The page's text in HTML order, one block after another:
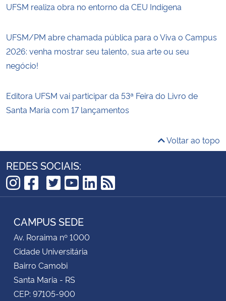
UFSM realiza obra no entorno da CEU Indígena
UFSM/PM abre chamada pública para o Viva o Campus
2026: venha mostrar seu talento, sua arte ou seu
negócio!
Editora UFSM vai participar da 53ª Feira do Livro de
Santa Maria com 17 lançamentos
Voltar ao topo
REDES SOCIAIS:
Instagram
Facebook
TikTok
Twitter
YouTube
LinkedIn
RSS
CAMPUS SEDE
Av. Roraima nº 1000
Cidade Universitária
Bairro Camobi
Santa Maria - RS
CEP: 97105-900